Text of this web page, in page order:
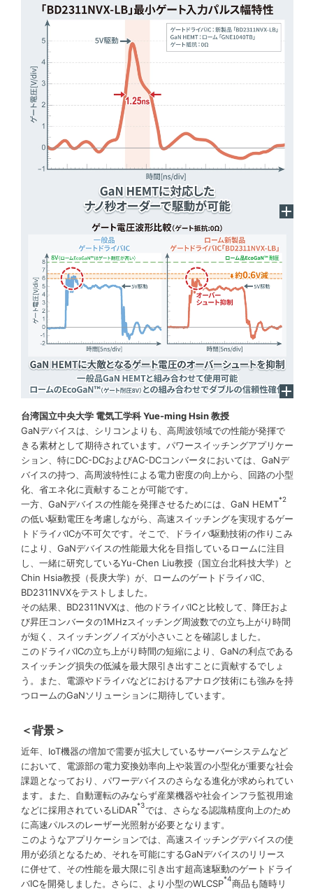
台湾国立中央大学 電気工学科 Yue-ming Hsin 教授
GaNデバイスは、シリコンよりも、高周波領域での性能が発揮で
きる素材として期待されています。パワースイッチングアプリケー
ション、特にDC-DCおよびAC-DCコンバータにおいては、GaNデ
バイスの持つ、高周波特性による電力密度の向上から、回路の小型
化、省エネ化に貢献することが可能です。
一方、GaNデバイスの性能を発揮させるためには、GaN HEMT*2
の低い駆動電圧を考慮しながら、高速スイッチングを実現するゲー
トドライバICが不可欠です。そこで、ドライバ駆動技術の作りこみ
により、GaNデバイスの性能最大化を目指しているロームに注目
し、一緒に研究しているYu-Chen Liu教授（国立台北科技大学）と
Chin Hsia教授（長庚大学）が、ロームのゲートドライバIC、
BD2311NVXをテストしました。
その結果、BD2311NVXは、他のドライバICと比較して、降圧およ
び昇圧コンバータの1MHzスイッチング周波数での立ち上がり時間
が短く、スイッチングノイズが小さいことを確認しました。
このドライバICの立ち上がり時間の短縮により、GaNの利点である
スイッチング損失の低減を最大限引き出すことに貢献するでしょ
う。また、電源やドライバなどにおけるアナログ技術にも強みを持
つロームのGaNソリューションに期待しています。
＜背景＞
近年、IoT機器の増加で需要が拡大しているサーバーシステムなど
において、電源部の電力変換効率向上や装置の小型化が重要な社会
課題となっており、パワーデバイスのさらなる進化が求められてい
ます。また、自動運転のみならず産業機器や社会インフラ監視用途
などに採用されているLiDAR*3では、さらなる認識精度向上のため
に高速パルスのレーザー光照射が必要となります。
このようなアプリケーションでは、高速スイッチングデバイスの使
用が必須となるため、それを可能にするGaNデバイスのリリース
に併せて、その性能を最大限に引き出す超高速駆動のゲートドライ
バICを開発しました。さらに、より小型のWLCSP*4商品も随時リ